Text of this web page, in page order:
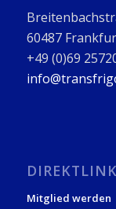
60487
+49 (0)69
Mitglied werden